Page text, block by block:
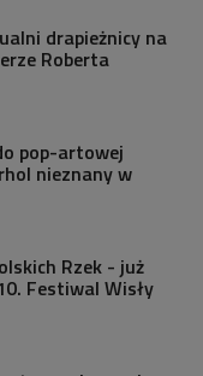
drapieżnicy na
Roberta
pop-artowej
nieznany w
Rzek - już
Festiwal Wisły